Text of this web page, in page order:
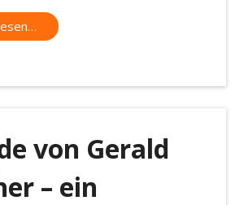
von Gerald
– ein